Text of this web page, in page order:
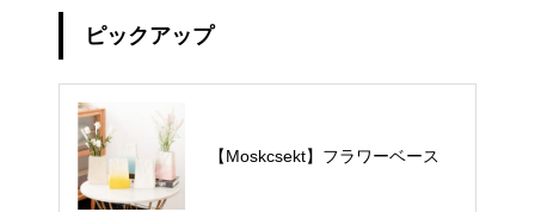
ピックアップ
【Moskcsekt】フラワーベース